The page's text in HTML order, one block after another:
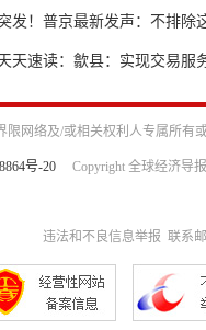
发！普京最新发声：不排除
天速读：歙县：实现交易服
网络及/或相关权利人专属所有
号-20 Copyright 全球经济导报
违法和不良信息举报 联系邮